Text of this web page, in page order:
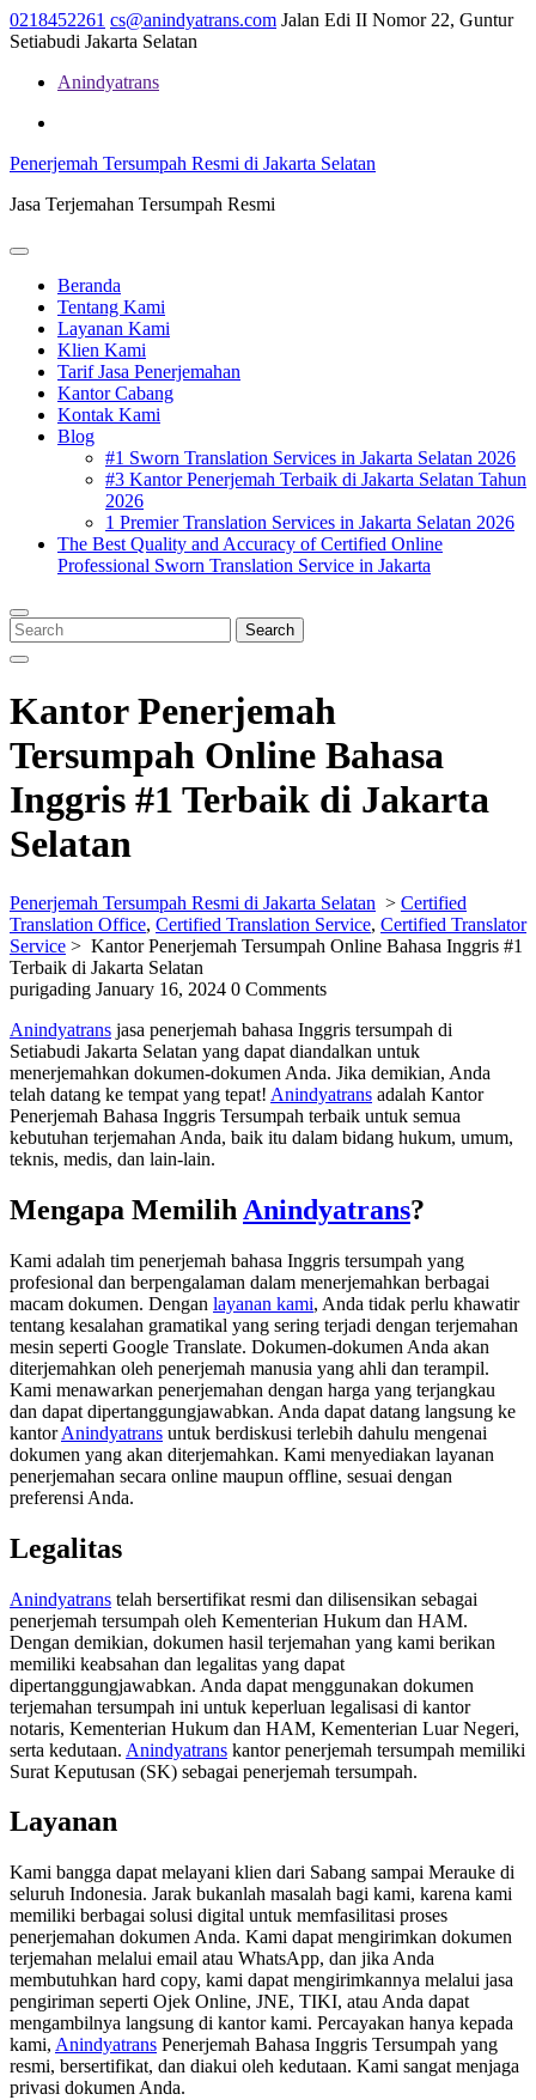
Skip
to
0218452261 cs@anindyatrans.com Jalan Edi II Nomor 22, Guntur
Setiabudi Jakarta Selatan
Anindyatrans
Penerjemah Tersumpah Resmi di Jakarta Selatan
Jasa Terjemahan Tersumpah Resmi
Open
Beranda
Tentang Kami
Layanan Kami
Klien Kami
Tarif Jasa Penerjemahan
Kantor Cabang
Kontak Kami
Blog
#1 Sworn Translation Services in Jakarta Selatan 2026
#3 Kantor Penerjemah Terbaik di Jakarta Selatan Tahun
2026
1 Premier Translation Services in Jakarta Selatan 2026
The Best Quality and Accuracy of Certified Online
Professional Sworn Translation Service in Jakarta
Close
Menu
Search
for:
Search
Kantor Penerjemah
Tersumpah Online Bahasa
Inggris #1 Terbaik di Jakarta
Selatan
Penerjemah Tersumpah Resmi di Jakarta Selatan > Certified
Translation Office, Certified Translation Service, Certified Translator
Service > Kantor Penerjemah Tersumpah Online Bahasa Inggris #1
Terbaik di Jakarta Selatan
purigading January 16, 2024 0 Comments
Anindyatrans jasa penerjemah bahasa Inggris tersumpah di
Setiabudi Jakarta Selatan yang dapat diandalkan untuk
menerjemahkan dokumen-dokumen Anda. Jika demikian, Anda
telah datang ke tempat yang tepat! Anindyatrans adalah Kantor
Penerjemah Bahasa Inggris Tersumpah terbaik untuk semua
kebutuhan terjemahan Anda, baik itu dalam bidang hukum, umum,
teknis, medis, dan lain-lain.
Mengapa Memilih Anindyatrans?
Kami adalah tim penerjemah bahasa Inggris tersumpah yang
profesional dan berpengalaman dalam menerjemahkan berbagai
macam dokumen. Dengan layanan kami, Anda tidak perlu khawatir
tentang kesalahan gramatikal yang sering terjadi dengan terjemahan
mesin seperti Google Translate. Dokumen-dokumen Anda akan
diterjemahkan oleh penerjemah manusia yang ahli dan terampil.
Kami menawarkan penerjemahan dengan harga yang terjangkau
dan dapat dipertanggungjawabkan. Anda dapat datang langsung ke
kantorAnindyatrans untuk berdiskusi terlebih dahulu mengenai
dokumen yang akan diterjemahkan. Kami menyediakan layanan
penerjemahan secara online maupun offline, sesuai dengan
preferensi Anda.
Legalitas
Anindyatrans telah bersertifikat resmi dan dilisensikan sebagai
penerjemah tersumpah oleh Kementerian Hukum dan HAM.
Dengan demikian, dokumen hasil terjemahan yang kami berikan
memiliki keabsahan dan legalitas yang dapat
dipertanggungjawabkan. Anda dapat menggunakan dokumen
terjemahan tersumpah ini untuk keperluan legalisasi di kantor
notaris, Kementerian Hukum dan HAM, Kementerian Luar Negeri,
serta kedutaan. Anindyatrans kantor penerjemah tersumpah memiliki
Surat Keputusan (SK) sebagai penerjemah tersumpah.
Layanan
Kami bangga dapat melayani klien dari Sabang sampai Merauke di
seluruh Indonesia. Jarak bukanlah masalah bagi kami, karena kami
memiliki berbagai solusi digital untuk memfasilitasi proses
penerjemahan dokumen Anda. Kami dapat mengirimkan dokumen
terjemahan melalui email atau WhatsApp, dan jika Anda
membutuhkan hard copy, kami dapat mengirimkannya melalui jasa
pengiriman seperti Ojek Online, JNE, TIKI, atau Anda dapat
mengambilnya langsung di kantor kami. Percayakan hanya kepada
kami, Anindyatrans Penerjemah Bahasa Inggris Tersumpah yang
resmi, bersertifikat, dan diakui oleh kedutaan. Kami sangat menjaga
privasi dokumen Anda.